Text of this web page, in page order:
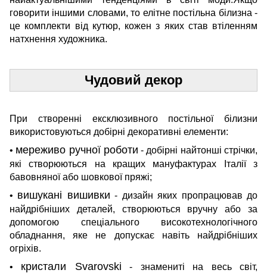
говорити іншими словами, то елітне постільна білизна -
це комплекти від кутюр, кожен з яких став втіленням
натхнення художника.
Чудовий декор
При створенні ексклюзивного постільної білизни
використовуються добірні декоративні елементи:
• мереживо ручної роботи - добірні найтонші стрічки,
які створюються на кращих мануфактурах Італії з
бавовняної або шовкової пряжі;
• вишукані вишивки - дизайн яких пропрацював до
найдрібніших деталей, створюються вручну або за
допомогою спеціального високотехнологічного
обладнання, яке не допускає навіть найдрібніших
огріхів.
• кристали Svarovski - знамениті на весь світ,